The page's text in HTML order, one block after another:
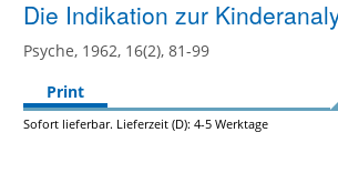
Die Indikation zur
Psyche, 1962, 16(2), 81-99
Print
Sofort lieferbar. Lieferzeit (D): 4-5 Werktage